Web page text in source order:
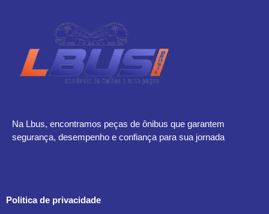
Na Lbus, encontramos peças de ônibus que garantem
segurança, desempenho e confiança para sua jornada
Politica de privacidade